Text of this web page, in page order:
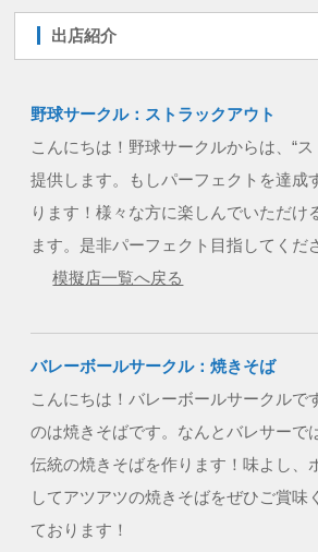
出店紹介
野球サークル：ストラックアウト
こんにちは！野球サークルからは、“
提供します。もしパーフェクトを達成
ります！様々な方に楽しんでいただけ
ます。是非パーフェクト目指してくだ
模擬店一覧へ戻る
バレーボールサークル：焼きそば
こんにちは！バレーボールサークルで
のは焼きそばです。なんとバレサーで
伝統の焼きそばを作ります！味よし、
してアツアツの焼きそばをぜひご賞味
ております！